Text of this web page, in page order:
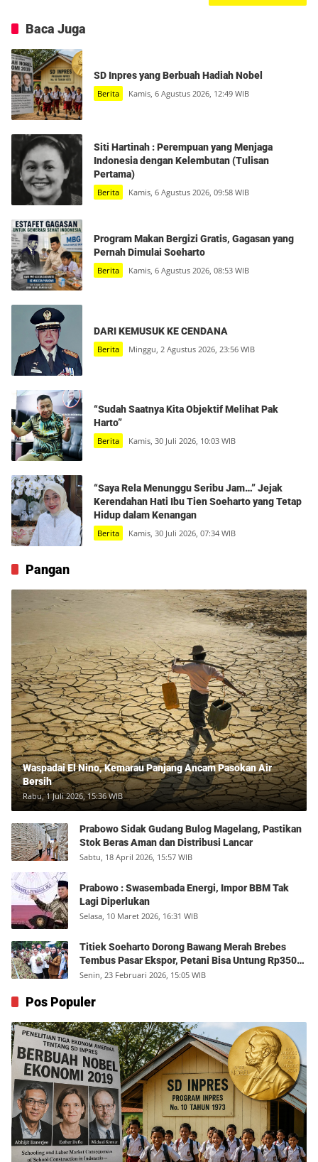
Baca Juga
SD Inpres yang Berbuah Hadiah Nobel
Berita Kamis, 6 Agustus 2026, 12:49 WIB
Siti Hartinah : Perempuan yang Menjaga
Indonesia dengan Kelembutan (Tulisan
Pertama)
Berita Kamis, 6 Agustus 2026, 09:58 WIB
Program Makan Bergizi Gratis, Gagasan yang
Pernah Dimulai Soeharto
Berita Kamis, 6 Agustus 2026, 08:53 WIB
DARI KEMUSUK KE CENDANA
Berita Minggu, 2 Agustus 2026, 23:56 WIB
“Sudah Saatnya Kita Objektif Melihat Pak
Harto”
Berita Kamis, 30 Juli 2026, 10:03 WIB
“Saya Rela Menunggu Seribu Jam…” Jejak
Kerendahan Hati Ibu Tien Soeharto yang Tetap
Hidup dalam Kenangan
Berita Kamis, 30 Juli 2026, 07:34 WIB
Pangan
Waspadai El Nino, Kemarau Panjang Ancam Pasokan Air
Bersih
Rabu, 1 Juli 2026, 15:36 WIB
Prabowo Sidak Gudang Bulog Magelang, Pastikan
Stok Beras Aman dan Distribusi Lancar
Sabtu, 18 April 2026, 15:57 WIB
Prabowo : Swasembada Energi, Impor BBM Tak
Lagi Diperlukan
Selasa, 10 Maret 2026, 16:31 WIB
Titiek Soeharto Dorong Bawang Merah Brebes
Tembus Pasar Ekspor, Petani Bisa Untung Rp350
Juta per Hektare
Senin, 23 Februari 2026, 15:05 WIB
Pos Populer